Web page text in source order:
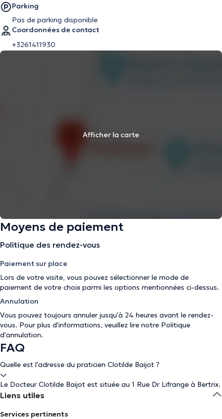
Parking
Pas de parking disponible
Coordonnées de contact
+3261411930
Afficher la carte
Moyens de paiement
Politique des rendez-vous
Paiement sur place
Lors de votre visite, vous pouvez sélectionner le mode de
paiement de votre choix parmi les options mentionnées ci-dessus.
Annulation
Vous pouvez toujours annuler jusqu'à 24 heures avant le rendez-
vous. Pour plus d'informations, veuillez lire notre Politique
d'annulation.
FAQ
Quelle est l'adresse du praticien Clotilde Baijot ?
Le Docteur Clotilde Baijot est située au 1 Rue Dr Lifrange à Bertrix.
Liens utiles
Services pertinents